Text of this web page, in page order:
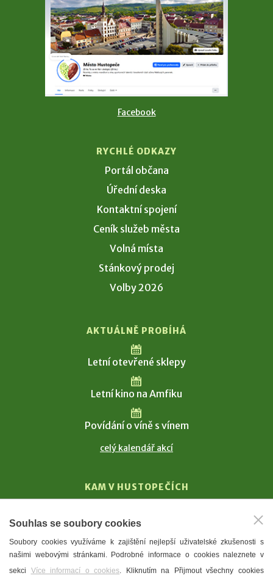
Facebook
RYCHLÉ ODKAZY
Portál občana
Úřední deska
Kontaktní spojení
Ceník služeb města
Volná místa
Stánkový prodej
Volby 2026
AKTUÁLNĚ PROBÍHÁ
Letní otevřené sklepy
Letní kino na Amfiku
Povídání o víně s vínem
celý kalendář akcí
KAM V HUSTOPEČÍCH
T. G. Masaryk
Mandloně
Ubytování
Souhlas se soubory cookies
Soubory cookies využíváme k zajištění nejlepší uživatelské zkušenosti s
našimi webovými stránkami. Podrobné informace o cookies naleznete v
sekci Více informací o cookies. Kliknutím na Přijmout všechny cookies